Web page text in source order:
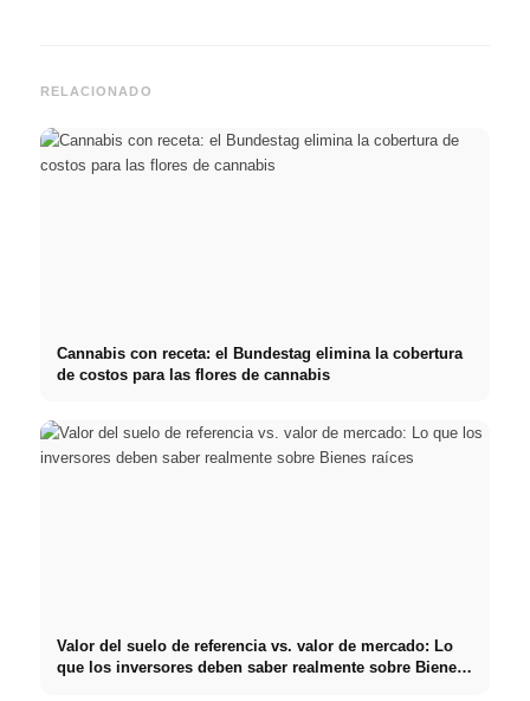
RELACIONADO
Cannabis con receta: el Bundestag elimina la cobertura
de costos para las flores de cannabis
Valor del suelo de referencia vs. valor de mercado: Lo
que los inversores deben saber realmente sobre Bienes